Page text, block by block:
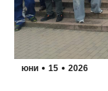
юни 15 2026